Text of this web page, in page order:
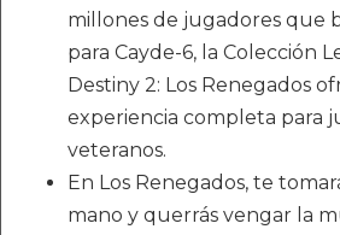
millones de jugadores que
para Cayde-6, la Colección
Destiny 2: Los Renegados
experiencia completa para
veteranos.
En Los Renegados, te
mano y querrás vengar la